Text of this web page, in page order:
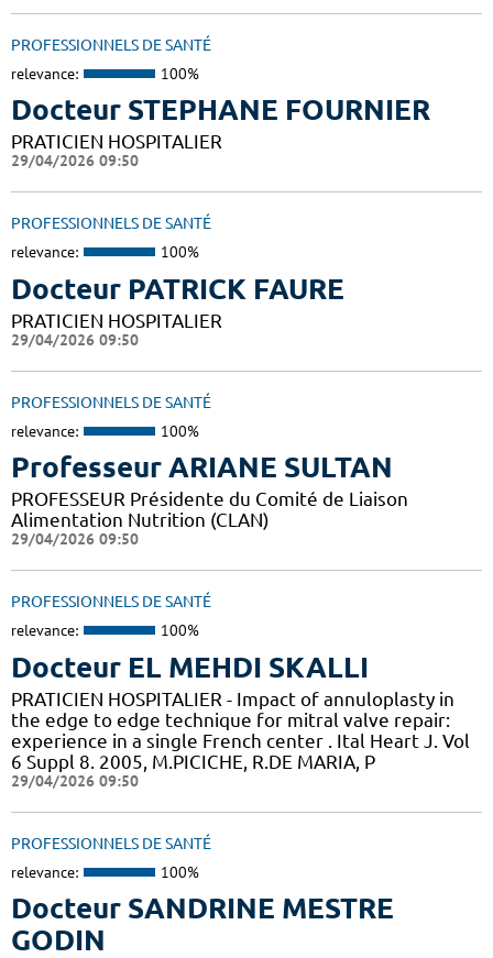
PROFESSIONNELS DE SANTÉ
relevance: 100%
Docteur STEPHANE FOURNIER
PRATICIEN HOSPITALIER
29/04/2026 09:50
PROFESSIONNELS DE SANTÉ
relevance: 100%
Docteur PATRICK FAURE
PRATICIEN HOSPITALIER
29/04/2026 09:50
PROFESSIONNELS DE SANTÉ
relevance: 100%
Professeur ARIANE SULTAN
PROFESSEUR Présidente du Comité de Liaison
Alimentation Nutrition (CLAN)
29/04/2026 09:50
PROFESSIONNELS DE SANTÉ
relevance: 100%
Docteur EL MEHDI SKALLI
PRATICIEN HOSPITALIER - Impact of annuloplasty in
the edge to edge technique for mitral valve repair:
experience in a single French center . Ital Heart J. Vol
6 Suppl 8. 2005, M.PICICHE, R.DE MARIA, P
29/04/2026 09:50
PROFESSIONNELS DE SANTÉ
relevance: 100%
Docteur SANDRINE MESTRE
GODIN